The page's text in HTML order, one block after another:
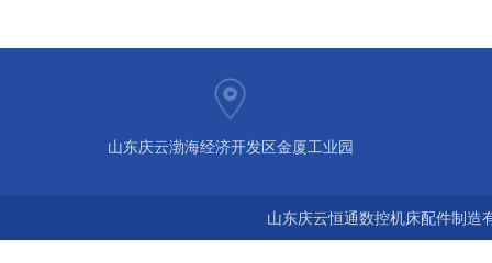
山东庆云渤海经济开发区金厦工业园
山东庆云恒通数控机床配件制